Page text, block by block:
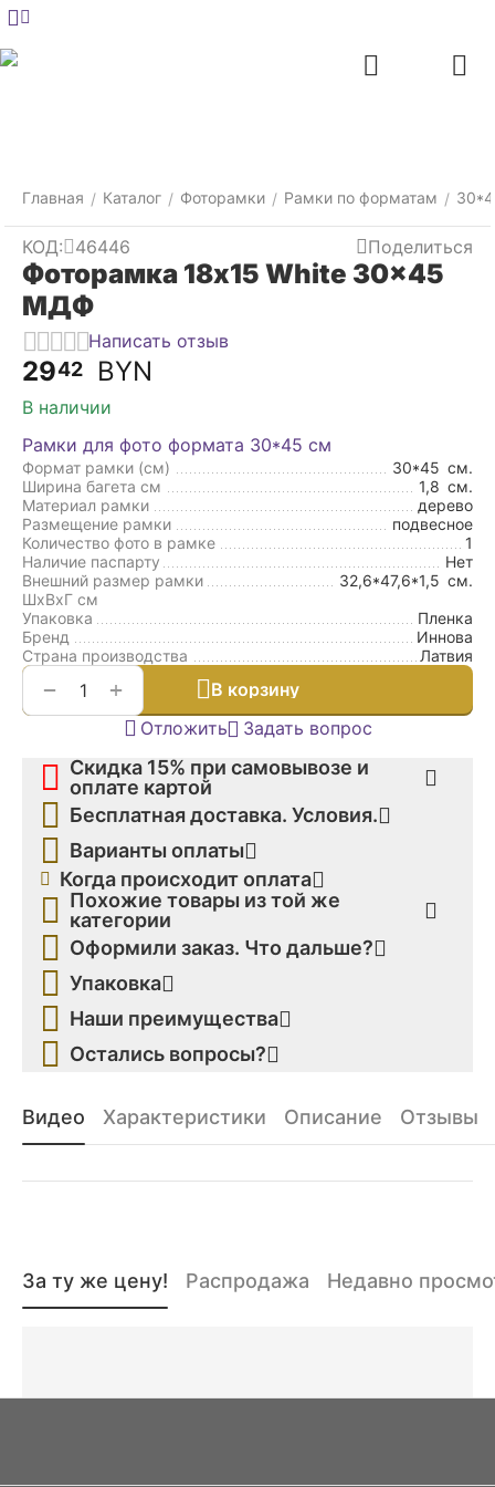
Главная / Каталог / Фоторамки / Рамки по форматам /
КОД: 46446 Поделиться
Фоторамка 18x15 White 30x45
МДФ
Написать отзыв
2942 BYN
В наличии
Рамки для фото формата 30*45 см
Формат рамки (см) 30*45 см.
Ширина багета см
1,8 см.
Материал рамки
дерево
Размещение рамки
подвесное
Количество фото в рамке
1
Наличие паспарту
Нет
Внешний размер рамки
ШxВxГ см
32,6*47,6*1,5 см.
Упаковка
Пленка
Бренд
Иннова
Страна производства
Латвия
+
−
В корзину
Отложить
Задать вопрос
Скидка 15% при самовывозе и
оплате картой
Бесплатная доставка. Условия.
Варианты оплаты
Когда происходит оплата
Похожие товары из той же
категории
Оформили заказ. Что дальше?
Упаковка
Наши преимущества
Остались вопросы?
Видео Характеристики Описание Отзывы
За ту же цену! Распродажа Недавно